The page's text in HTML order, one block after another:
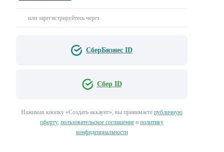
или зарегистрируйтесь через
СберБизнес ID
Сбер ID
Нажимая кнопку «Создать аккаунт», вы принимаете публичную
оферту, пользовательское соглашение и политику
конфиденциальности